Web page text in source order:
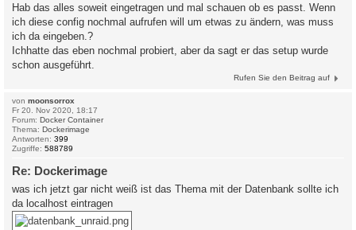
Hab das alles soweit eingetragen und mal schauen ob es passt. Wenn
ich diese config nochmal aufrufen will um etwas zu ändern, was muss
ich da eingeben.?
Ichhatte das eben nochmal probiert, aber da sagt er das setup wurde
schon ausgeführt.
Rufen Sie den Beitrag auf
von moonsorrox
Fr 20. Nov 2020, 18:17
Forum: Docker Container
Thema: Dockerimage
Antworten: 399
Zugriffe: 588789
Re: Dockerimage
was ich jetzt gar nicht weiß ist das Thema mit der Datenbank sollte ich
da localhost eintragen